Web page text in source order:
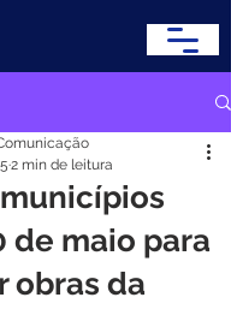
de maio para
obras da
2 min de leitura